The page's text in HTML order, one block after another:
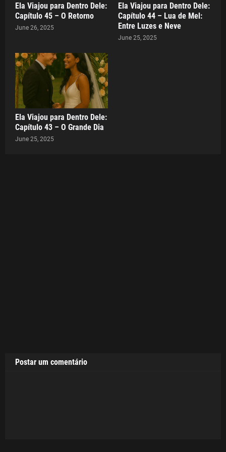
Ela Viajou para Dentro Dele:
Capítulo 45 – O Retorno
June 26, 2025
Ela Viajou para Dentro Dele:
Capítulo 44 – Lua de Mel:
Entre Luzes e Neve
June 25, 2025
Ela Viajou para Dentro Dele:
Capítulo 43 – O Grande Dia
June 25, 2025
Postar um comentário